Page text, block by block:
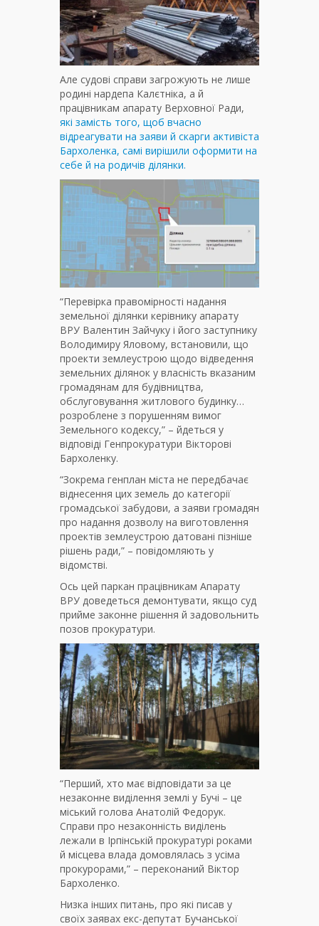
Але судові справи загрожують не лише
родині нардепа Калєтніка, а й
працівникам апарату Верховної Ради,
які замість того, щоб вчасно
відреагувати на заяви й скарги активіста
Бархоленка, самі вирішили оформити на
себе й на родичів ділянки.
“Перевірка правомірності надання
земельної ділянки керівнику апарату
ВРУ Валентин Зайчуку і його заступнику
Володимиру Яловому, встановили, що
проекти землеустрою щодо відведення
земельних ділянок у власність вказаним
громадянам для будівництва,
обслуговування житлового будинку…
розроблене з порушенням вимог
Земельного кодексу,” – йдеться у
відповіді Генпрокуратури Вікторові
Бархоленку.
“Зокрема генплан міста не передбачає
віднесення цих земель до категорії
громадської забудови, а заяви громадян
про надання дозволу на виготовлення
проектів землеустрою датовані пізніше
рішень ради,” – повідомляють у
відомстві.
Ось цей паркан працівникам Апарату
ВРУ доведеться демонтувати, якщо суд
прийме законне рішення й задовольнить
позов прокуратури.
“Перший, хто має відповідати за це
незаконне виділення землі у Бучі – це
міський голова Анатолій Федорук.
Справи про незаконність виділень
лежали в Ірпінській прокуратурі роками
й місцева влада домовлялась з усіма
прокурорами,” – переконаний Віктор
Бархоленко.
Низка інших питань, про які писав у
своїх заявах екс-депутат Бучанської